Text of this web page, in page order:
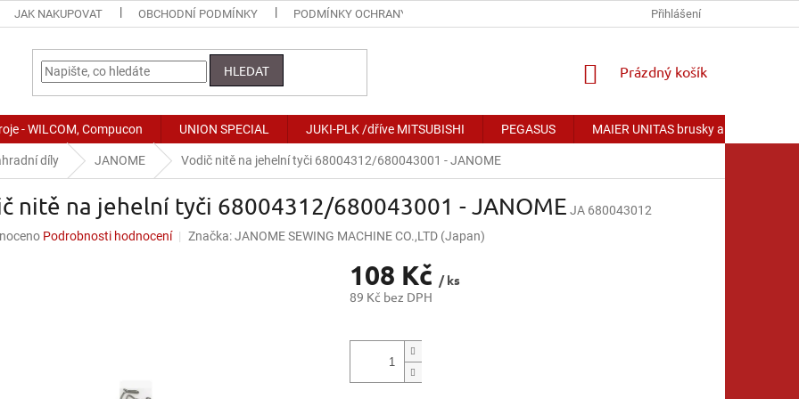
JAK NAKUPOVAT OBCHODNÍ PODMÍNKY PODMÍNKY OCHRANY OSOBNÍCH ÚDAJŮ Přihlášení
HLEDAT
NÁKUPNÍ
Prázdný košík
- WILCOM, Compucon UNION SPECIAL JUKI-PLK /dříve MITSUBISHI PEGASUS MAIER UNITAS brusky a příslušenství
díly JANOME Vodič nitě na jehelní tyči 68004312/680043001 - JANOME
nitě na jehelní tyči 68004312/680043001 - JANOME JA 680043012
Podrobnosti hodnocení Značka:JANOME SEWING MACHINE CO.,LTD (Japan)
108 Kč / ks
89 Kč bez DPH
cena: